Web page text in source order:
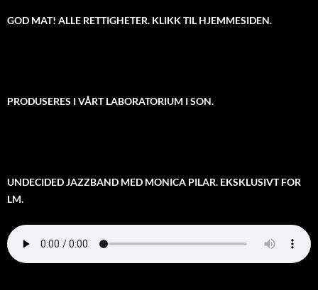
GOD MAT! ALLE RETTIGHETER. KLIKK TIL HJEMMESIDEN.
PRODUSERES I VÅRT LABORATORIUM I SON.
UNDECIDED JAZZBAND MED MONICA PILAR. EKSKLUSIVT FOR
LM.